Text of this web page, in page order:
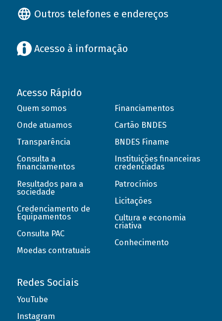
Outros telefones e endereços
Acesso à informação
Acesso Rápido
Quem somos
Onde atuamos
Transparência
Consulta a
financiamentos
Resultados para a
sociedade
Credenciamento de
Equipamentos
Consulta PAC
Moedas contratuais
Financiamentos
Cartão BNDES
BNDES Finame
Instituições financeiras
credenciadas
Patrocínios
Licitações
Cultura e economia
criativa
Conhecimento
Redes Sociais
YouTube
Instagram